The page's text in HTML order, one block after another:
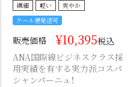
繊細
軽い
爽やか
クール便発送可
販売価格 ¥10,395税込
ANA国際線ビジネスクラス採
用実績を有する実力派コスパ
シャンパーニュ！